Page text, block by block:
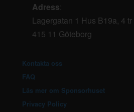
Adress:
Lagergatan 1 Hus B19a, 4 tr
415 11 Göteborg
Kontakta oss
FAQ
Läs mer om Sponsorhuset
Privacy Policy